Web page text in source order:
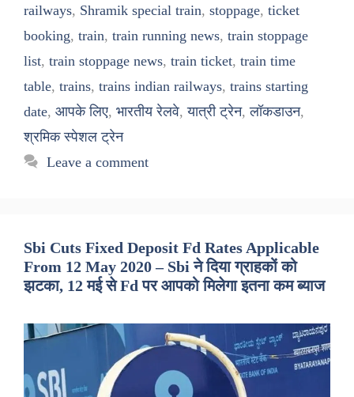
railways, Shramik special train, stoppage, ticket
booking, train, train running news, train stoppage
list, train stoppage news, train ticket, train time
table, trains, trains indian railways, trains starting
date, आपके लिए, भारतीय रेलवे,यात्री ट्रेन,लॉकडाउन,
श्रमिक स्पेशल ट्रेन
Leave a comment
Sbi Cuts Fixed Deposit Fd Rates Applicable
From 12 May 2020 – Sbi ने दिया ग्राहकों को
झटका, 12 मई से Fd पर आपको मिलेगा इतना कम ब्याज